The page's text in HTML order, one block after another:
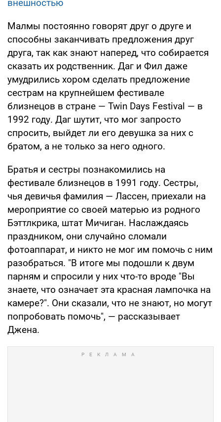
внешностью
Малмы постоянно говорят друг о друге и
способны заканчивать предложения друг
друга, так как знают наперед, что собирается
сказать их родственник. Даг и Фил даже
умудрились хором сделать предложение
сестрам на крупнейшем фестивале
близнецов в стране — Twin Days Festival — в
1992 году. Даг шутит, что мог запросто
спросить, выйдет ли его девушка за них с
братом, а не только за него одного.
Братья и сестры познакомились на
фестивале близнецов в 1991 году. Сестры,
чья девичья фамилия — Лассен, приехали на
мероприятие со своей матерью из родного
Бэттлкрика, штат Мичиган. Наслаждаясь
праздником, они случайно сломали
фотоаппарат, и никто не мог им помочь с ним
разобраться. "В итоге мы подошли к двум
парням и спросили у них что-то вроде "Вы
знаете, что означает эта красная лампочка на
камере?". Они сказали, что не знают, но могут
попробовать помочь", — рассказывает
Джена.